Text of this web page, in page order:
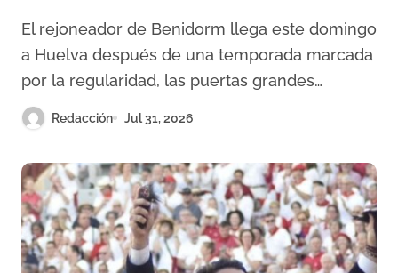
El rejoneador de Benidorm llega este domingo
a Huelva después de una temporada marcada
por la regularidad, las puertas grandes…
Redacción Jul 31, 2026